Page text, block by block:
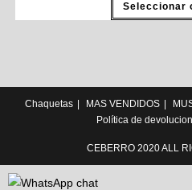
Seleccionar
Chaquetas MAS VENDIDOS
Política de
CEBERRO 2020 ALL